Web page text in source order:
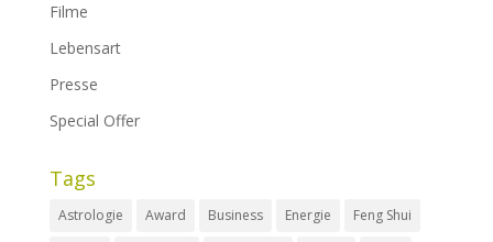
Filme
Lebensart
Presse
Special Offer
Tags
Astrologie Award Business Energie
Feng Shui